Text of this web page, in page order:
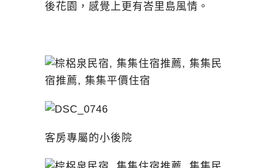
後花園，感覺上更有峇里島風情。
客房專屬的小後院